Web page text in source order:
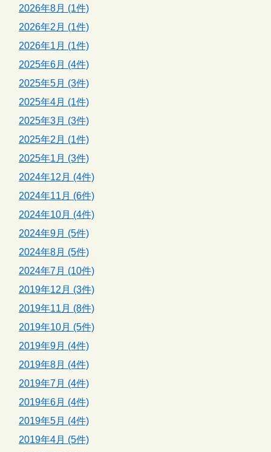
2026年8月 (1件)
2026年2月 (1件)
2026年1月 (1件)
2025年6月 (4件)
2025年5月 (3件)
2025年4月 (1件)
2025年3月 (3件)
2025年2月 (1件)
2025年1月 (3件)
2024年12月 (4件)
2024年11月 (6件)
2024年10月 (4件)
2024年9月 (5件)
2024年8月 (5件)
2024年7月 (10件)
2019年12月 (3件)
2019年11月 (8件)
2019年10月 (5件)
2019年9月 (4件)
2019年8月 (4件)
2019年7月 (4件)
2019年6月 (4件)
2019年5月 (4件)
2019年4月 (5件)